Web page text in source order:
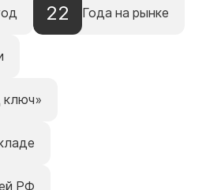
22 Года на рынке
ключ»
РФ